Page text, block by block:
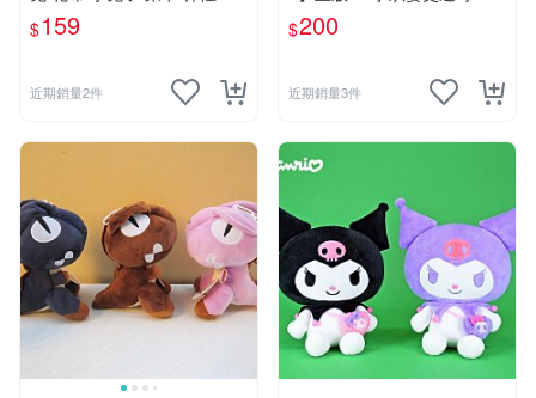
料 娃娃 公仔 交換禮物 安撫
玩偶 超柔軟兔兔玩偶 陪伴玩
$159
近期銷量2件
O01
$200
近期銷量3件